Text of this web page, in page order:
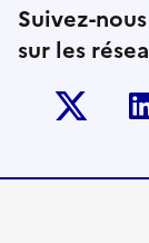
Suivez-nous
sur les